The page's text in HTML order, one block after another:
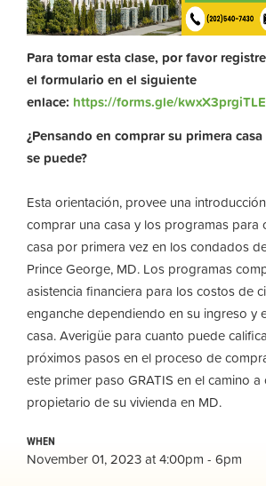
Para tomar esta clase, por favor
el formulario en el siguiente
enlace: https://forms.gle/
¿Pensando en comprar su primera
se puede?
Esta orientación, provee una
comprar una casa y los programas para
casa por primera vez en los condados
Prince George, MD. Los programas
asistencia financiera para los costos de
enganche dependiendo en su ingreso y
casa. Averigüe para cuanto puede
próximos pasos en el proceso de
este primer paso GRATIS en el camino
propietario de su vivienda en MD.
WHEN
November 01, 2023 at 4:00pm - 6pm